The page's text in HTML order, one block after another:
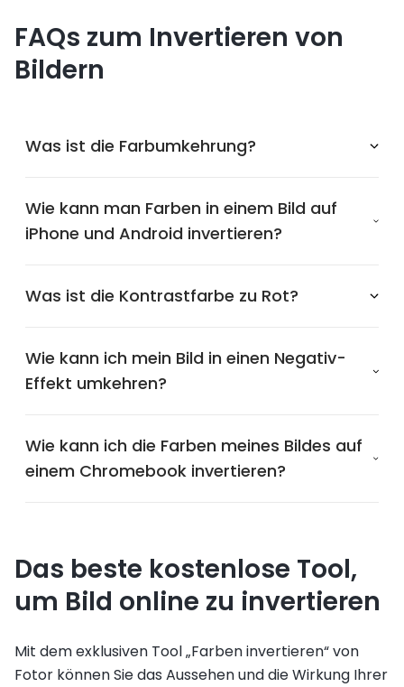
FAQs zum Invertieren von
Bildern
Was ist die Farbumkehrung?
Wie kann man Farben in einem Bild auf
iPhone und Android invertieren?
Was ist die Kontrastfarbe zu Rot?
Wie kann ich mein Bild in einen Negativ-
Effekt umkehren?
Wie kann ich die Farben meines Bildes auf
einem Chromebook invertieren?
Das beste kostenlose Tool,
um Bild online zu invertieren
Mit dem exklusiven Tool „Farben invertieren“ von
Fotor können Sie das Aussehen und die Wirkung Ihrer